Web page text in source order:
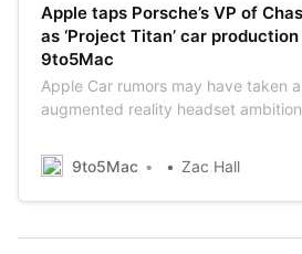
Apple taps Porsche’s VP of
as ‘Project Titan’ car
9to5Mac
Apple Car rumors may have taken
augmented reality headset
Apple technology on the road is
today is news of a prominent hire at
Vice President of Chassis
9to5Mac Zac Hall